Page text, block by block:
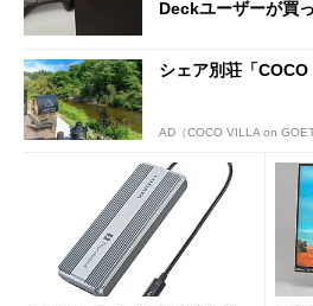
Deckユーザーが買
シェア別荘「
AD（COCO VILLA on